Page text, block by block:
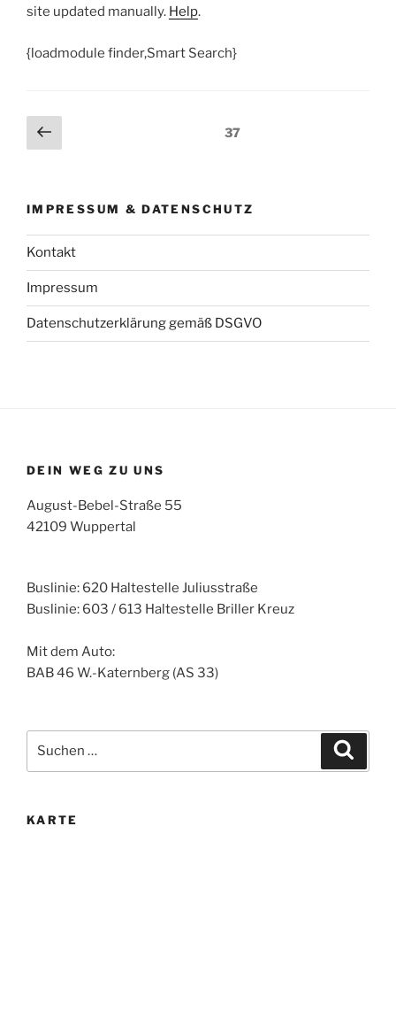
site updated manually. Help.
{loadmodule finder,Smart Search}
Beitragsnavigation
Vorherige
Seite
Seite37
IMPRESSUM & DATENSCHUTZ
Kontakt
Impressum
Datenschutzerklärung gemäß DSGVO
DEIN WEG ZU UNS
August-Bebel-Straße 55
42109 Wuppertal
Buslinie: 620 Haltestelle Juliusstraße
Buslinie: 603 / 613 Haltestelle Briller Kreuz
Mit dem Auto:
BAB 46 W.-Katernberg (AS 33)
nach:
KARTE